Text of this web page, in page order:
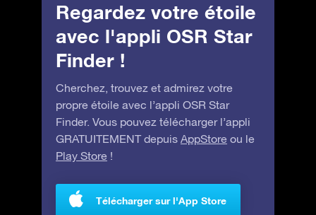
Regardez votre étoile
avec l'appli OSR Star
Finder !
Cherchez, trouvez et admirez votre
propre étoile avec l’appli OSR Star
Finder. Vous pouvez télécharger l’appli
GRATUITEMENT depuis AppStore ou le
Play Store !
Télécharger sur l'App Store